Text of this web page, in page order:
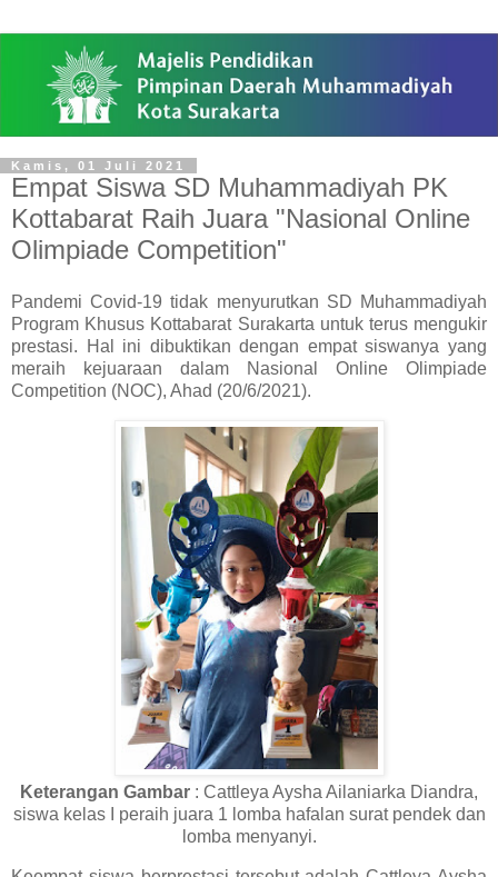
Kamis, 01 Juli 2021
Empat Siswa SD Muhammadiyah PK
Kottabarat Raih Juara "Nasional Online
Olimpiade Competition"
Pandemi Covid-19 tidak menyurutkan SD Muhammadiyah
Program Khusus Kottabarat Surakarta untuk terus mengukir
prestasi. Hal ini dibuktikan dengan empat siswanya yang
meraih kejuaraan dalam Nasional Online Olimpiade
Competition (NOC), Ahad (20/6/2021).
Keterangan Gambar : Cattleya Aysha Ailaniarka Diandra,
siswa kelas I peraih juara 1 lomba hafalan surat pendek dan
lomba menyanyi.